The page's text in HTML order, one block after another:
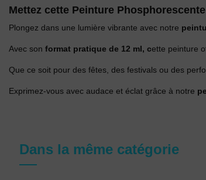
Mettez cette Peinture
Plongez dans une lumière vibrante avec notre
Avec son format pratique de 12 ml, cette peinture
Que ce soit pour des fêtes, des festivals ou des
Exprimez-vous avec audace et éclat grâce à notre
Dans la même catégorie